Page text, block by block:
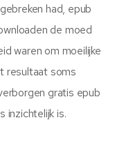
had, epub
de moed
waren om moeilijke
resultaat soms
gratis epub
inzichtelijk is.